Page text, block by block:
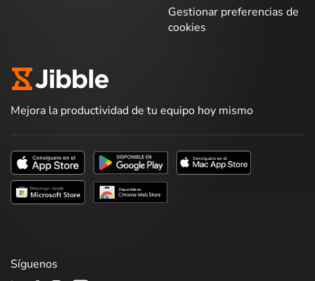
Gestionar preferencias de
cookies
Mejora la productividad de tu equipo hoy mismo
Síguenos